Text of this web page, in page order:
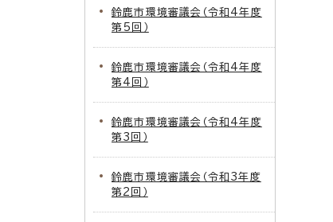
鈴鹿市環境審議会（令和4年度
第5回）
鈴鹿市環境審議会（令和4年度
第4回）
鈴鹿市環境審議会（令和4年度
第3回）
鈴鹿市環境審議会（令和3年度
第2回）